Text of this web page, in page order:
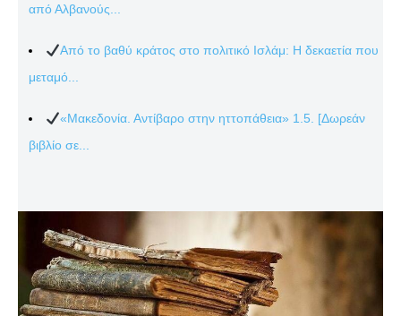
από Αλβανούς...
Από το βαθύ κράτος στο πολιτικό Ισλάμ: Η δεκαετία που
μεταμό...
«Μακεδονία. Αντίβαρο στην ηττοπάθεια» 1.5. [Δωρεάν
βιβλίο σε...